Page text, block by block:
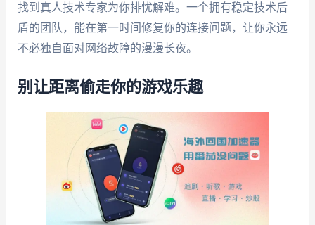
找到真人技术专家为你排忧解难。一个拥有稳定技术后
盾的团队，能在第一时间修复你的连接问题，让你永远
不必独自面对网络故障的漫漫长夜。
别让距离偷走你的游戏乐趣